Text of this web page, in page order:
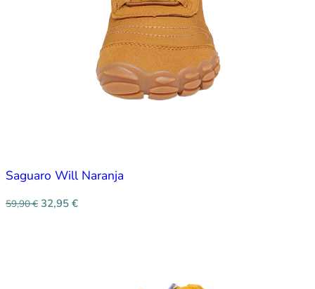
Saguaro Will Naranja
59,90€ 32,95 €